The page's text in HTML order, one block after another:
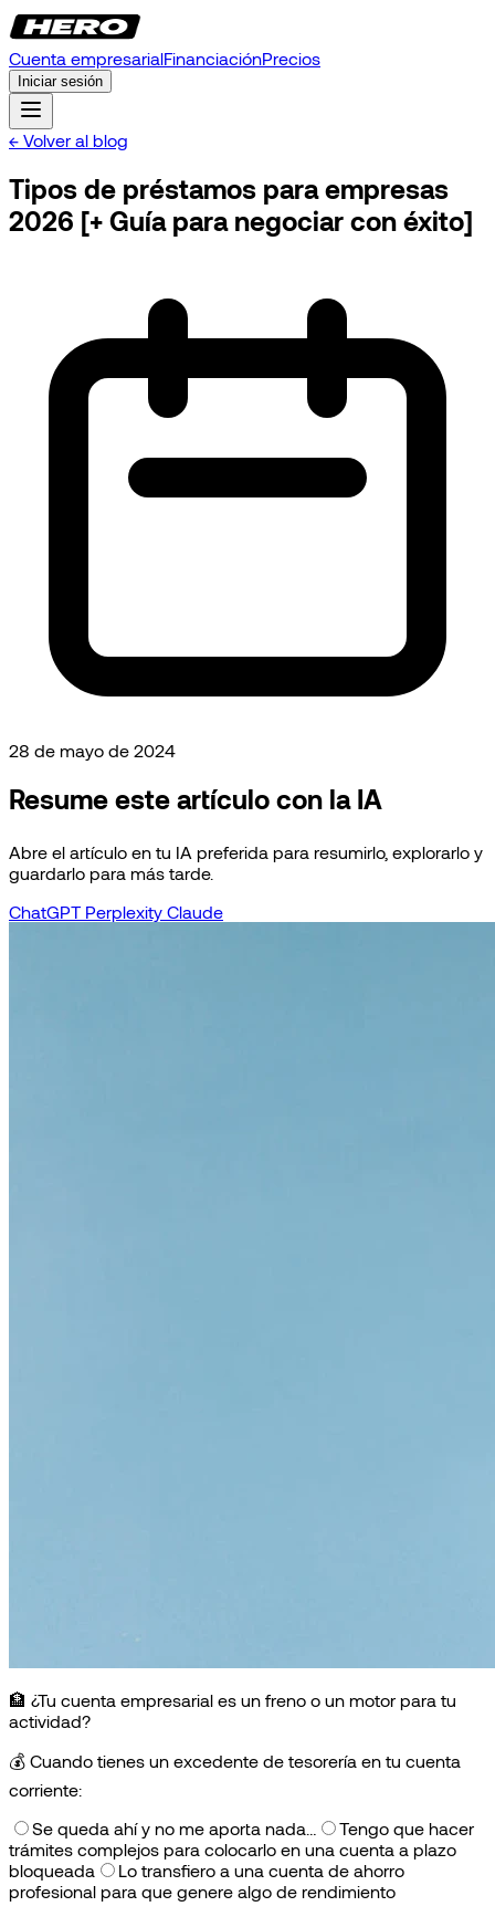
Cuenta empresarialFinanciaciónPrecios
Iniciar sesión
← Volver al blog
Tipos de préstamos para empresas
2026 [+ Guía para negociar con éxito]
28 de mayo de 2024
Resume este artículo con la IA
Abre el artículo en tu IA preferida para resumirlo, explorarlo y
guardarlo para más tarde.
ChatGPT Perplexity Claude
🏦 ¿Tu cuenta empresarial es un freno o un motor para tu
actividad?
💰 Cuando tienes un excedente de tesorería en tu cuenta
corriente:
Se queda ahí y no me aporta nada…
Tengo que hacer
trámites complejos para colocarlo en una cuenta a plazo
bloqueada
Lo transfiero a una cuenta de ahorro
profesional para que genere algo de rendimiento